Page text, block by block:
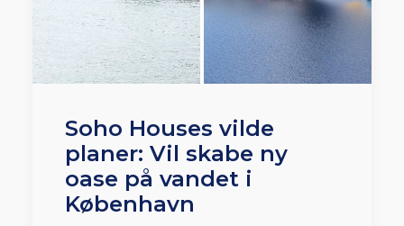
Soho Houses vilde
planer: Vil skabe ny
oase på vandet i
København